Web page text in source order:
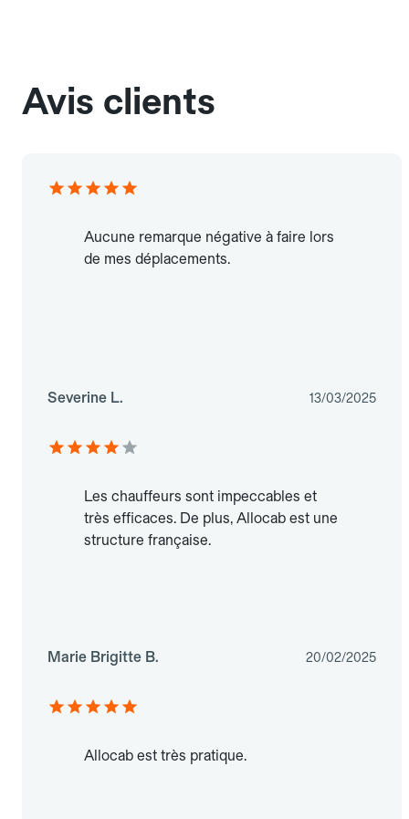
Avis clients
Aucune remarque négative à faire lors
de mes déplacements.
Severine L. 13/03/2025
Les chauffeurs sont impeccables et
très efficaces. De plus, Allocab est une
structure française.
Marie Brigitte B. 20/02/2025
Allocab est très pratique.